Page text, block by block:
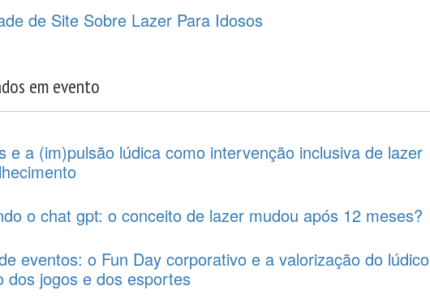
de Site Sobre Lazer Para Idosos
em evento
e a (im)pulsão lúdica como intervenção inclusiva de lazer
o chat gpt: o conceito de lazer mudou após 12 meses?
eventos: o Fun Day corporativo e a valorização do lúdico
dos jogos e dos esportes